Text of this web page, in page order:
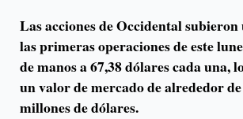
Las acciones de Occidental
las primeras operaciones de este
de manos a 67,38 dólares cada una,
un valor de mercado de alrededor
millones de dólares.